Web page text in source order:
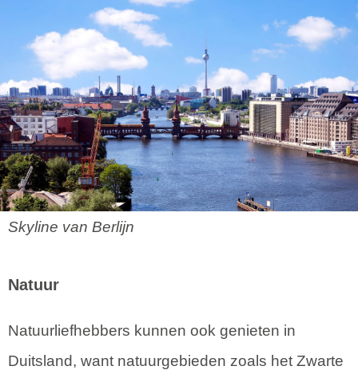
Skyline van Berlijn
Natuur
Natuurliefhebbers kunnen ook genieten in
Duitsland, want natuurgebieden zoals het Zwarte